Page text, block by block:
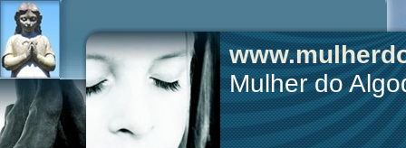
Mulher do